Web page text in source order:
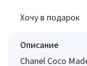
Хочу в подарок
Описание
Chanel Coco